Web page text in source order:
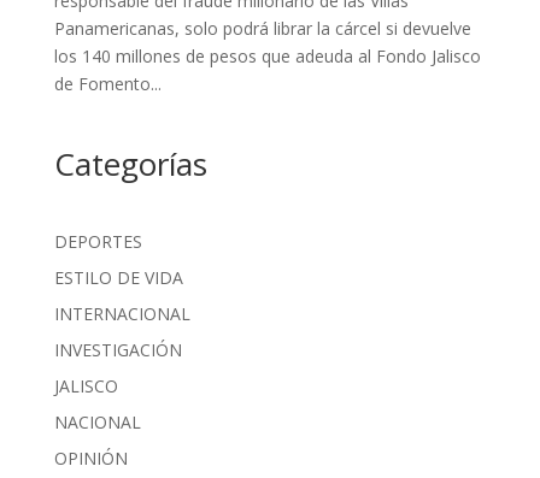
Panamericanas, solo podrá librar la cárcel si devuelve
los 140 millones de pesos que adeuda al Fondo Jalisco
de Fomento...
Categorías
DEPORTES
ESTILO DE VIDA
INTERNACIONAL
INVESTIGACIÓN
JALISCO
NACIONAL
OPINIÓN